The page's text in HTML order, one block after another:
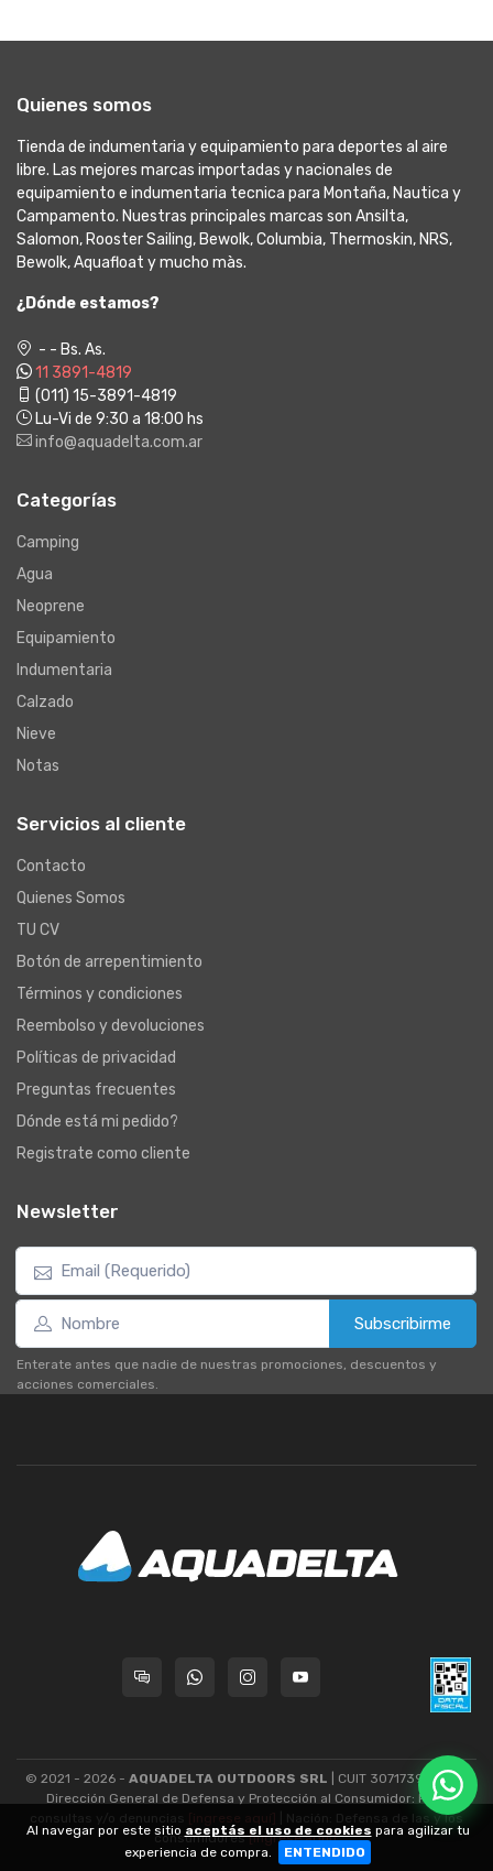
Quienes somos
Tienda de indumentaria y equipamiento para deportes al aire
libre. Las mejores marcas importadas y nacionales de
equipamiento e indumentaria tecnica para Montaña, Nautica y
Campamento. Nuestras principales marcas son Ansilta,
Salomon, Rooster Sailing, Bewolk, Columbia, Thermoskin, NRS,
Bewolk, Aquafloat y mucho màs.
¿Dónde estamos?
- - Bs. As.
11 3891-4819
(011) 15-3891-4819
Lu-Vi de 9:30 a 18:00 hs
info@aquadelta.com.ar
Categorías
Camping
Agua
Neoprene
Equipamiento
Indumentaria
Calzado
Nieve
Notas
Servicios al cliente
Contacto
Quienes Somos
TU CV
Botón de arrepentimiento
Términos y condiciones
Reembolso y devoluciones
Políticas de privacidad
Preguntas frecuentes
Dónde está mi pedido?
Registrate como cliente
Newsletter
Subscribirme
Enterate antes que nadie de nuestras promociones, descuentos y
acciones comerciales.
© 2021 - 2026 - AQUADELTA OUTDOORS SRL | CUIT 30717393445 -
Dirección General de Defensa y Protección al Consumidor: Para
| Nación: Defensa de las y los
consumidores[ingrese aquí].
Al navegar por este sitio aceptás el uso de cookies para agilizar tu
experiencia de compra.
ENTENDIDO